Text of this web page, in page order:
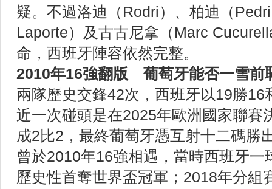
疑。不過洛迪（Rodri）、柏迪（
Laporte）及古古尼拿（Marc
命，西班牙陣容依然完整。
2010年16強翻版 葡萄牙能否一雪前
兩隊歷史交鋒42次，西班牙以19勝16
近一次碰頭是在2025年歐洲國家聯賽
成2比2，最終葡萄牙憑互射十二碼勝
曾於2010年16強相遇，當時西班牙一
歷史性首奪世界盃冠軍；2018年分組